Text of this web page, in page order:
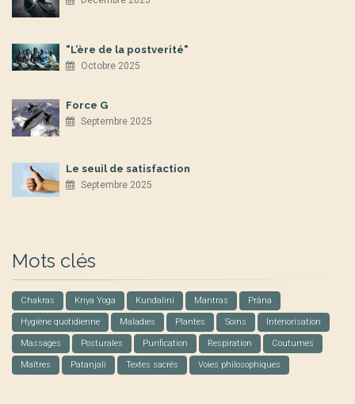
"L’ère de la postverité"
Octobre 2025
Force G
Septembre 2025
Le seuil de satisfaction
Septembre 2025
Mots clés
Chakras Kriya Yoga Kundalini Mantras Prâna
Hygiène quotidienne Maladies Plantes Soins Interiorisation
Massages Posturales Purification Respiration Coutumes
Maîtres Patanjali Textes sacrés Voies philosophiques